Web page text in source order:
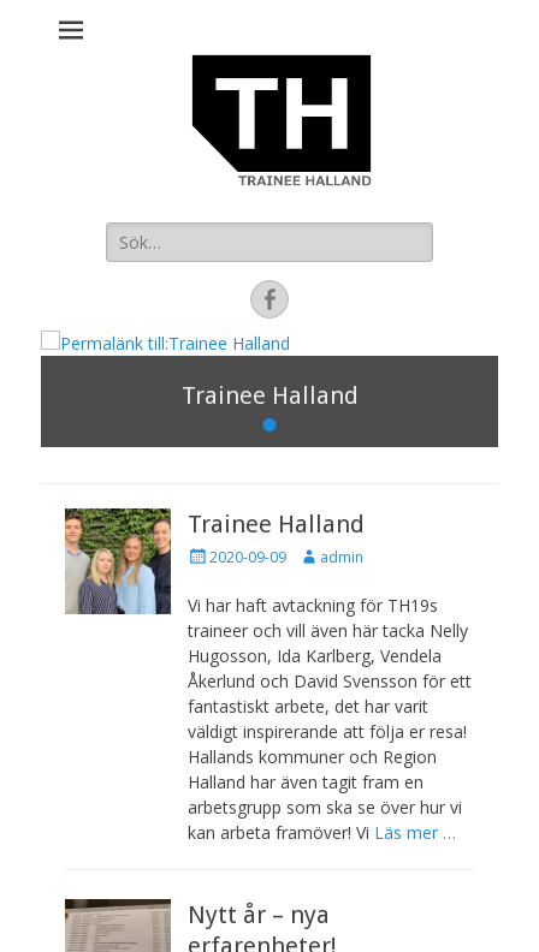
Sök
efter:
Facebook
•
Trainee Halland
P
l
i
i
n
Trainee Halland
P
b
l
i
c
e
r
a
d
d
e
n
2020-09-09
F
r
f
a
t
t
a
r
e
admin
Vi har haft avtackning för TH19s
traineer och vill även här tacka Nelly
Hugosson, Ida Karlberg, Vendela
Åkerlund och David Svensson för ett
fantastiskt arbete, det har varit
väldigt inspirerande att följa er resa!
Hallands kommuner och Region
Halland har även tagit fram en
arbetsgrupp som ska se över hur vi
kan arbeta framöver! Vi Läs mer …
Nytt år – nya
erfarenheter!